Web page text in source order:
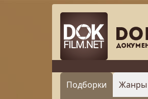
Подборки Жанры